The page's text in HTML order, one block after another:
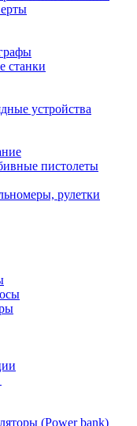
станки
устройства
пистолеты
рулетки
(Power bank)